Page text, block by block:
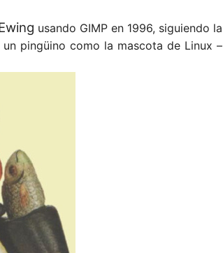
usando GIMP en 1996, siguiendo la
pingüino como la mascota de Linux –